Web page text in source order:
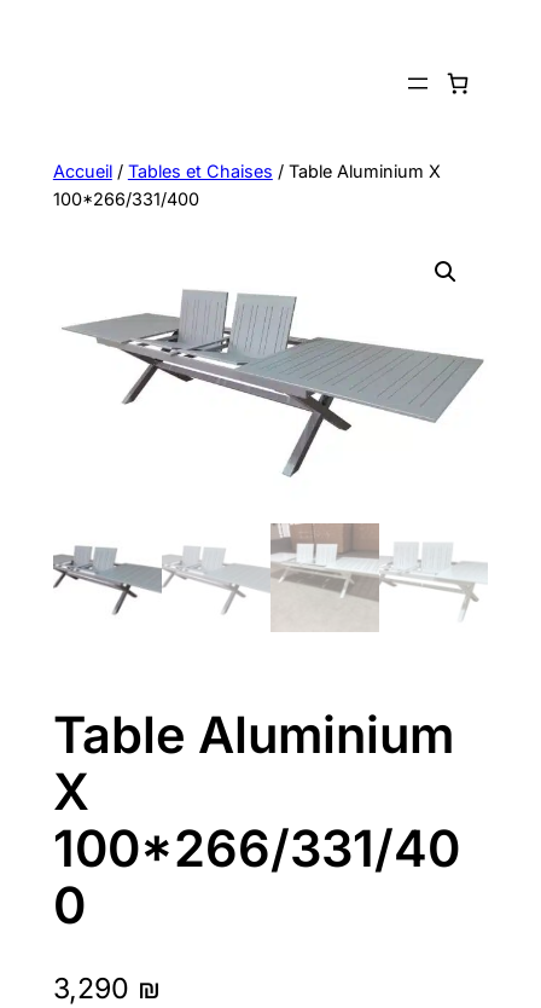
Accueil/ Tables et Chaises / Table Aluminium X
100*266/331/400
Table Aluminium
X
100*266/331/40
0
3,290 ₪